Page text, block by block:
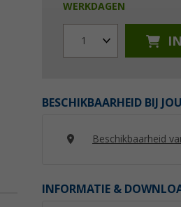
WERKDAGEN
1
BESCHIKBAARHEID BIJ
Beschikbaarheid
INFORMATIE &